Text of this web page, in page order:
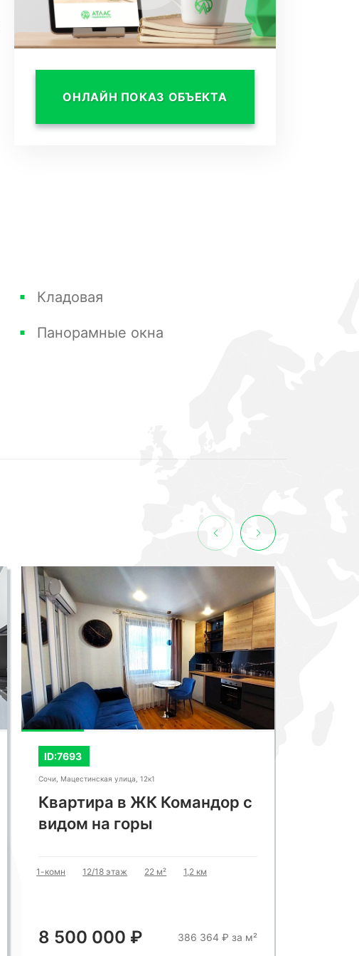
ОНЛАЙН ПОКАЗ ОБЪЕКТА
Кладовая
Панорамные окна
ID:7693
Сочи, Мацестинская улица, 12к1
Квартира в ЖК Командор с
видом на горы
1-комн 12/18 этаж 22 м² 1,2 км
8 500 000 ₽ 386 364 ₽ за м²